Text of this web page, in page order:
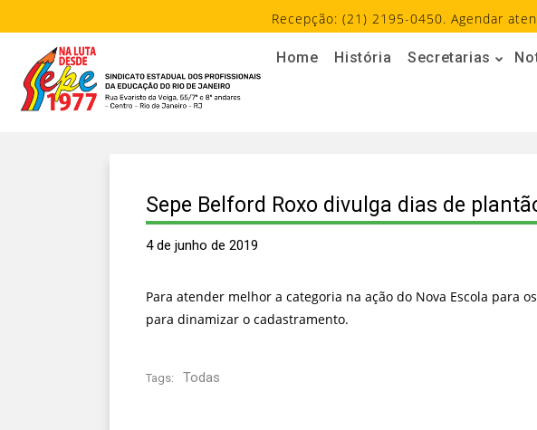
Recepção: (21) 2195-0450. Agendar
Home História Secretarias
Sepe Belford Roxo divulga dias de
4 de junho de 2019
Para atender melhor a categoria na ação do Nova Escola para
para dinamizar o cadastramento.
Tags: Todas